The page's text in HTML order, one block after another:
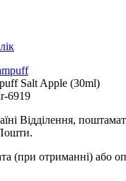
Salt Apple (30ml)
6919
Відділення,
(при отриманні) або